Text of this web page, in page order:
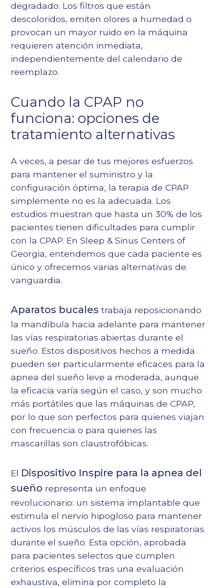
degradado. Los filtros que están
descoloridos, emiten olores a humedad o
provocan un mayor ruido en la máquina
requieren atención inmediata,
independientemente del calendario de
reemplazo.
Cuando la CPAP no
funciona: opciones de
tratamiento alternativas
A veces, a pesar de tus mejores esfuerzos
para mantener el suministro y la
configuración óptima, la terapia de CPAP
simplemente no es la adecuada. Los
estudios muestran que hasta un 30% de los
pacientes tienen dificultades para cumplir
con la CPAP. En Sleep & Sinus Centers of
Georgia, entendemos que cada paciente es
único y ofrecemos varias alternativas de
vanguardia.
Aparatos bucales trabaja reposicionando
la mandíbula hacia adelante para mantener
las vías respiratorias abiertas durante el
sueño. Estos dispositivos hechos a medida
pueden ser particularmente eficaces para la
apnea del sueño leve a moderada, aunque
la eficacia varía según el caso, y son mucho
más portátiles que las máquinas de CPAP,
por lo que son perfectos para quienes viajan
con frecuencia o para quienes las
mascarillas son claustrofóbicas.
El Dispositivo Inspire para la apnea del
sueño representa un enfoque
revolucionario: un sistema implantable que
estimula el nervio hipogloso para mantener
activos los músculos de las vías respiratorias
durante el sueño. Esta opción, aprobada
para pacientes selectos que cumplen
criterios específicos tras una evaluación
exhaustiva, elimina por completo la